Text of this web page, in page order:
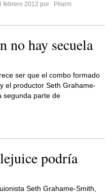
febrero 2012 por
Pilarm
no hay secuela
ser que el combo formado
el productor Seth Grahame-
segunda parte de
podría
Seth Grahame-Smith,